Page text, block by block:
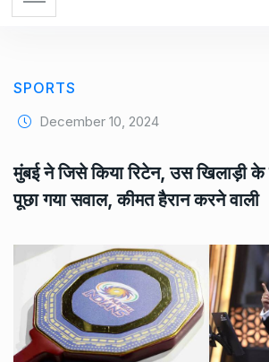
SPORTS
December 10, 2024
मुंबई ने जिसे किया रिटेन, उस खिलाड़ी
पूछा गया सवाल, कीमत हैरान करने वाली